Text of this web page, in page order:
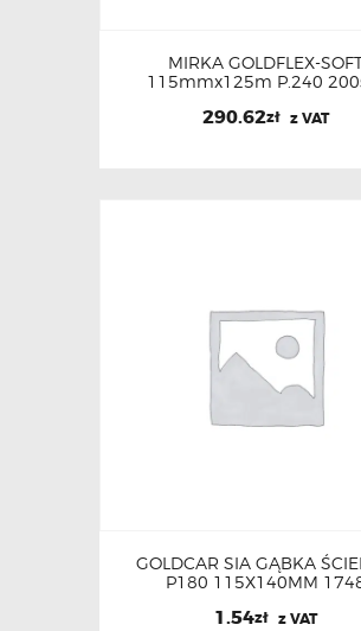
MIRKA GOLDFLEX-
115mmx125m P.240
290.62zł z VAT
GOLDCAR SIA GĄBKA
P180 115X140MM
1.54zł z VAT